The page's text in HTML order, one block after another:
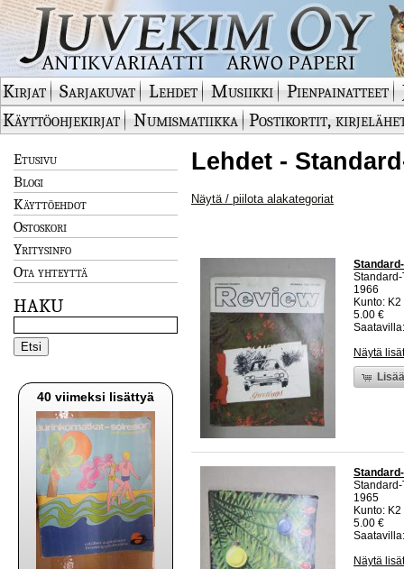
Kirjat Sarjakuvat Lehdet Musiikki Pienpainatteet
Käyttöohjekirjat
Numismatiikka Postikortit,
Etusivu
Blogi
Käyttöehdot
Ostoskori
Yritysinfo
Ota yhteyttä
HAKU
40 viimeksi lisättyä
Lehdet -
Näytä / piilota alakategoriat
1966
Kunto:
5.00 €
Näytä
1965
Kunto:
5.00 €
Näytä